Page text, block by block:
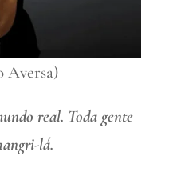
Aversa)
real. Toda gente
lá.